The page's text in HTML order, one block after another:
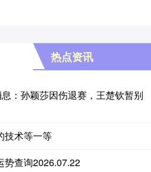
热点资讯
：孙颖莎因伤退赛，王楚钦暂别
技术等一等
势查询2026.07.22